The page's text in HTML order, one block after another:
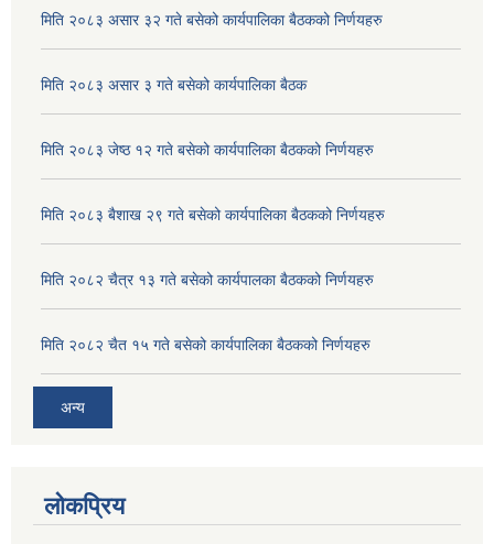
मिति २०८३ असार ३२ गते बसेको कार्यपालिका बैठकको निर्णयहरु
मिति २०८३ असार ३ गते बसेको कार्यपालिका बैठक
मिति २०८३ जेष्ठ १२ गते बसेको कार्यपालिका बैठकको निर्णयहरु
मिति २०८३ बैशाख २९ गते बसेको कार्यपालिका बैठकको निर्णयहरु
मिति २०८२ चैत्र १३ गते बसेको कार्यपालका बैठकको निर्णयहरु
मिति २०८२ चैत १५ गते बसेको कार्यपालिका बैठकको निर्णयहरु
अन्य
लोकप्रिय